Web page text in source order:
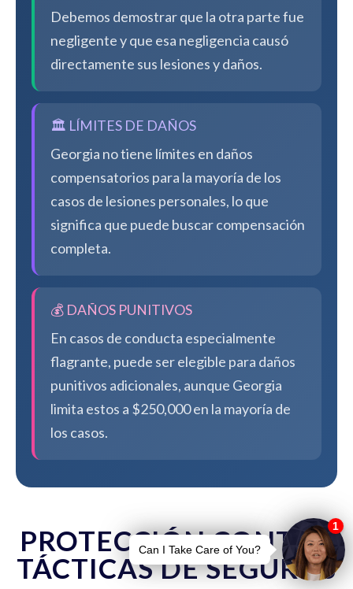
Debemos demostrar que la otra parte fue
negligente y que esa negligencia causó
directamente sus lesiones y daños.
🏛️ LÍMITES DE DAÑOS
Georgia no tiene límites en daños
compensatorios para la mayoría de los
casos de lesiones personales, lo que
significa que puede buscar compensación
completa.
💰 DAÑOS PUNITIVOS
En casos de conducta especialmente
flagrante, puede ser elegible para daños
punitivos adicionales, aunque Georgia
limita estos a $250,000 en la mayoría de
los casos.
PROTECCIÓN CONTRA
TÁCTICAS DE SEGUROS